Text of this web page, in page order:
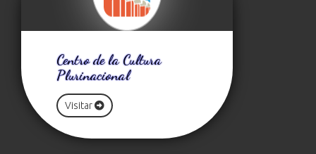
Centro de la Cultura
Plurinacional
Visitar